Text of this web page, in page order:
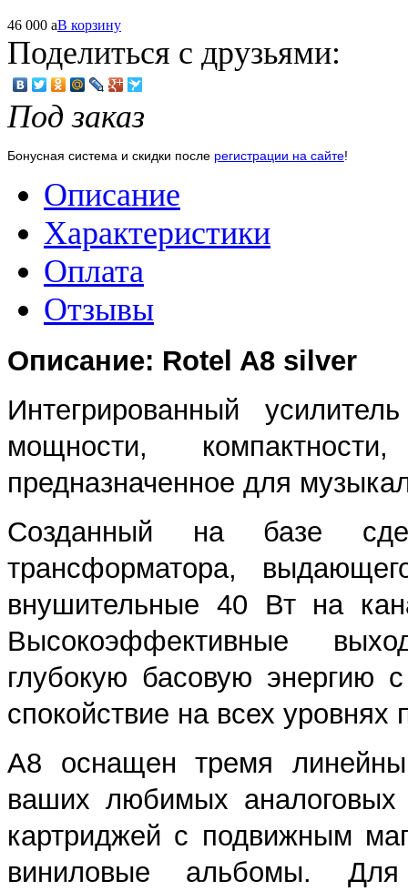
46 000 aВ корзину
Поделиться с друзьями:
Под заказ
Бонусная система и скидки после регистрации на сайте!
Описание
Характеристики
Оплата
Отзывы
Описание: Rotel A8 silver
Интегрированный
мощности,
предназначенное для
Созданный на базе
трансформатора,
внушительные 40 Вт на
Высокоэффективные
глубокую басовую энергию
спокойствие на всех
A8 оснащен тремя
ваших любимых аналоговых
картриджей с подвижным
виниловые альбомы. Для